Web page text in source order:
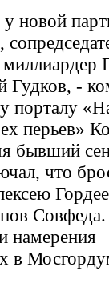
у новой
Гудков, -
порталу
перьев»
бывший
что
намерения
в